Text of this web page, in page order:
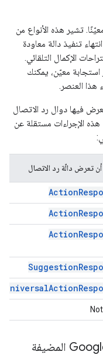
تشير هذه الأنواع من
تنفيذ دالة معاودة
الإكمال التلقائي.
معيّن، يمكنك
هذا العنصر.
فيها دوال رد الاتصال
الإجراءات مستقلة عن
تعرض دالّة رد الاتصال